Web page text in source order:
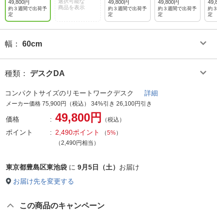
イト
49,800円
約３週間で出荷予
定
商品を表示
ュラル
49,800円
約３週間で出荷予
定
49,800円
約３週間で出荷予
定
ン
約
定
幅 ： 60cm
種類 ： デスクDA
コンパクトサイズのリモートワークデスク 詳細
メーカー価格 75,900円（税込） 34%引き 26,100円引き
価格 49,800円 （税込）
ポイント 2,490ポイント （5%）
（2,490円相当）
東京都豊島区東池袋 に 9月5日（土） お届け
お届け先を変更する
この商品のキャンペーン